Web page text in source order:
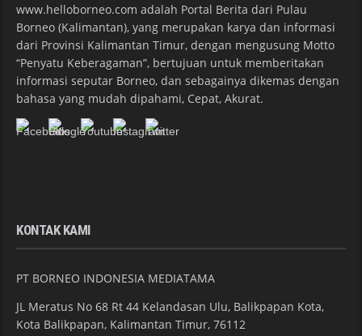
www.helloborneo.com adalah Portal Berita dari Pulau
Borneo (Kalimantan), yang merupakan karya dan informasi
dari Provinsi Kalimantan Timur, dengan mengusung Motto
“Penyatu Keberagaman”, bertujuan untuk memberitakan
informasi seputar Borneo, dan sebagainya dikemas dengan
bahasa yang mudah dipahami, Cepat, Akurat.
KONTAK KAMI
PT BORNEO INDONESIA MEDIATAMA
JL Meratus No 68 Rt 44 Kelandasan Ulu, Balikpapan Kota,
Kota Balikpapan, Kalimantan Timur, 76112